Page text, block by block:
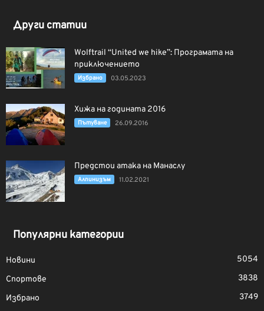
Други статии
Wolftrail “United we hike”: Програмата на
приключението
Избрано 03.05.2023
Хижа на годината 2016
Пътуване 26.09.2016
Предстои атака на Манаслу
Алпинизъм 11.02.2021
Популярни категории
Новини
5054
Спортове
3838
Избрано
3749